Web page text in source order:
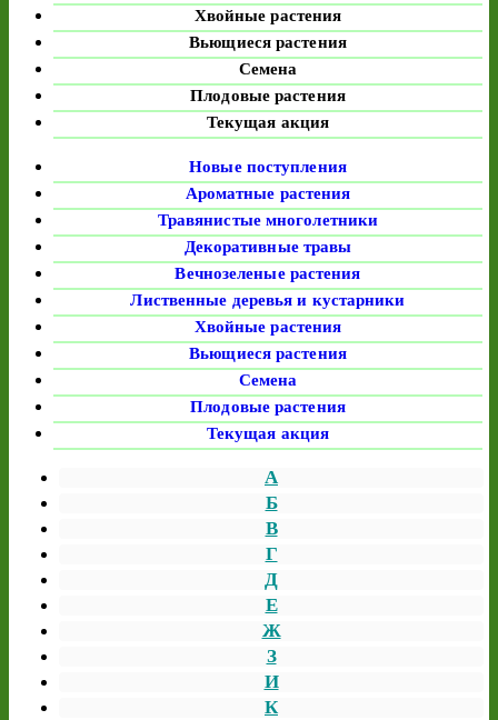
Хвойные растения
Вьющиеся растения
Семена
Плодовые растения
Текущая акция
Новые поступления
Ароматные растения
Травянистые многолетники
Декоративные травы
Вечнозеленые растения
Лиственные деревья и кустарники
Хвойные растения
Вьющиеся растения
Семена
Плодовые растения
Текущая акция
А
Б
В
Г
Д
Е
Ж
З
И
К